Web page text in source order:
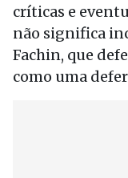
críticas e
não significa
Fachin, que
como uma